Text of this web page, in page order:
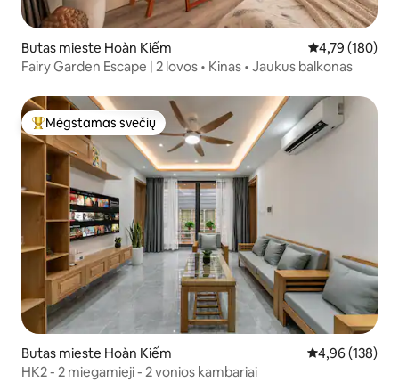
Butas mieste Hoàn Kiếm Vidutinis
4,79 (180)
Fairy Garden Escape | 2 lovos • Kinas • Jaukus balkonas
Svečių mėgstamiausias
Mėgstamas svečių
Butas mieste Hoàn Kiếm Vidutinis
4,96 (138)
HK2 - 2 miegamieji - 2 vonios kambariai